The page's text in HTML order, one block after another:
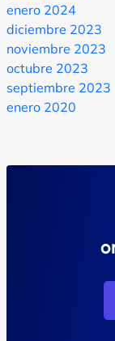
enero 2024
diciembre 2023
noviembre 2023
octubre 2023
septiembre 2023
enero 2020